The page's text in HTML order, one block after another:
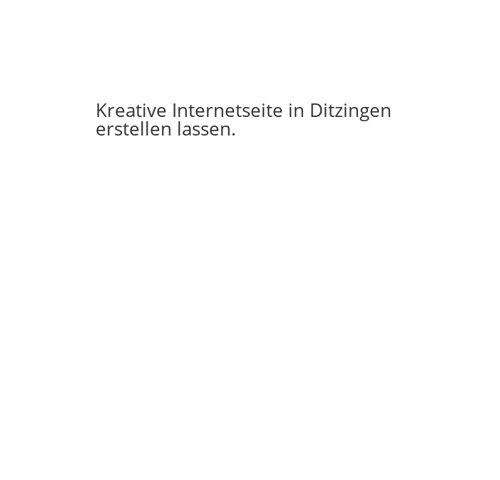
Kreative Internetseite in Ditzingen
erstellen lassen.